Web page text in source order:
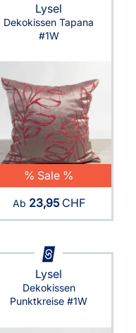
Lysel
Dekokissen Tapana
#1W
% Sale %
Ab 23,95CHF
Lysel
Dekokissen
Punktkreise #1W